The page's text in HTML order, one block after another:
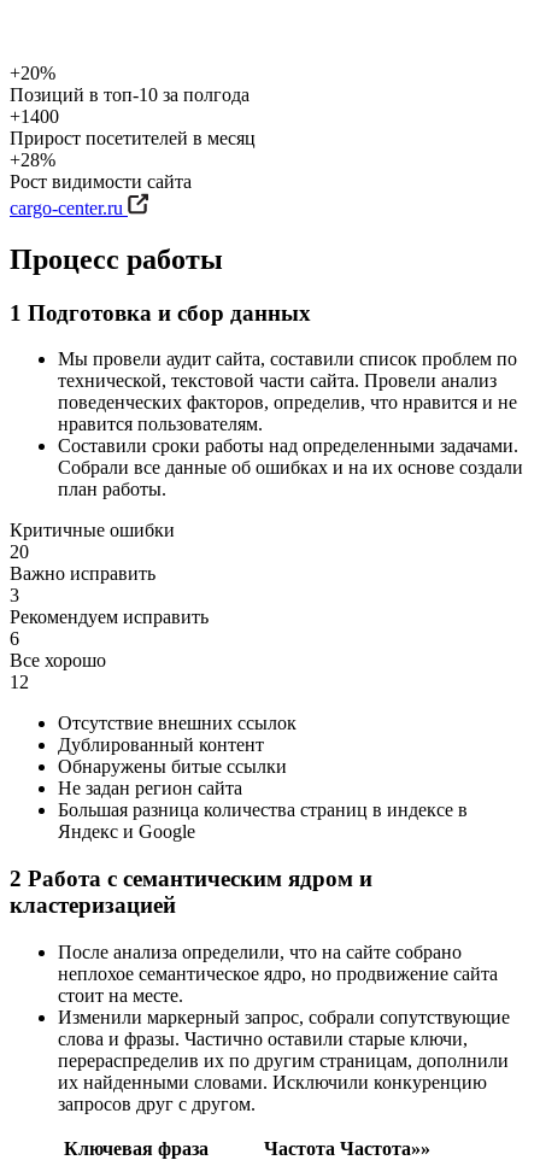
Махачкала
Пенза
Чебоксары
Белгород
Мытищи
Иваново
Оренбург
Кемерово
Минск
Псков
Симферополь
Геленджик
Липецк
Новороссийск
Энгельс
Смоленск
Томск
Тамбов
Саранск
Хабаровск
Вологда
Севастополь
Батайск
Дзержинск
Минеральные Воды
Новокузнецк
Армавир
Калуга
Петрозаводск
Владикавказ
Астрахань
Магнитогорск
Новочеркасск
Курск
Таганрог
Нефтекамск
Архангельск
Майкоп
Нефтеюганск
Нальчик
Раменское
+20%
Позиций в топ-10 за полгода
+1400
Прирост посетителей в месяц
+28%
Рост видимости сайта
cargo-center.ru
Процесс работы
1 Подготовка и сбор данных
Мы провели аудит сайта, составили список проблем по
технической, текстовой части сайта. Провели анализ
поведенческих факторов, определив, что нравится и не
нравится пользователям.
Составили сроки работы над определенными задачами.
Собрали все данные об ошибках и на их основе создали
план работы.
Критичные ошибки
20
Важно исправить
3
Рекомендуем исправить
6
Все хорошо
12
Отсутствие внешних ссылок
Дублированный контент
Обнаружены битые ссылки
Не задан регион сайта
Большая разница количества страниц в индексе в
Яндекс и Google
2 Работа с семантическим ядром и
кластеризацией
После анализа определили, что на сайте собрано
неплохое семантическое ядро, но продвижение сайта
стоит на месте.
Изменили маркерный запрос, собрали сопутствующие
слова и фразы. Частично оставили старые ключи,
перераспределив их по другим страницам, дополнили
их найденными словами. Исключили конкуренцию
запросов друг с другом.
Ключевая фраза Частота Частота»»